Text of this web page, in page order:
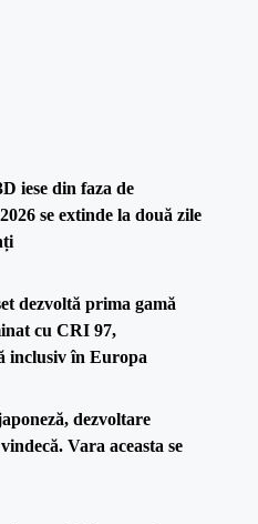
iese din faza de
se extinde la două zile
dezvoltă prima gamă
cu CRI 97,
inclusiv în Europa
dezvoltare
Vara aceasta se